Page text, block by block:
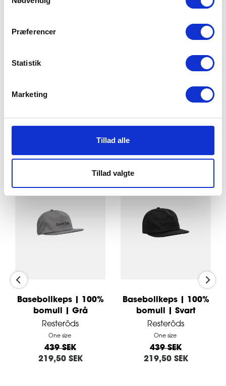
Præferencer
Statistik
Marketing
Tillad alle
Tillad valgte
Vi sänder dina varor inom 0-1 vardagar
Fler produkter i detta material
Shoppa allt
Basebollkeps | 100%
bomull | Grå
Resteröds
One size
439 SEK
219,50 SEK
Basebollkeps | 100%
bomull | Svart
Resteröds
One size
439 SEK
219,50 SEK